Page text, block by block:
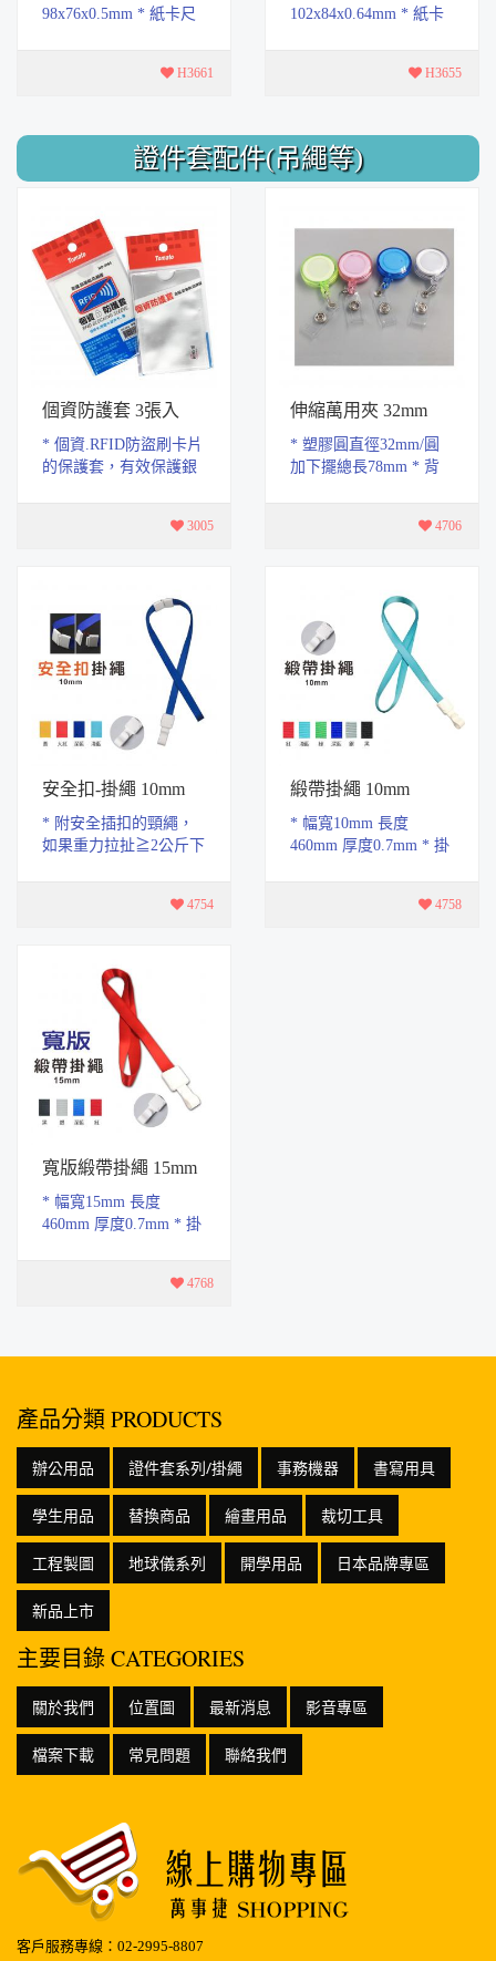
98x76x0.5mm * 紙卡尺
腐蝕特性，易拿取設計H3661
102x84x0.64mm * 紙卡
腐蝕特性，易拿取設計H3655
證件套配件(吊繩等)
個資防護套 3張入
* 個資.RFID防盜刷卡片
的保護套，有效保護銀
3005
伸縮萬用夾 32mm
* 塑膠圓直徑32mm/圓
加下擺總長78mm * 背
尼龍繩最長可拉750... 4706
安全扣-掛繩 10mm
* 附安全插扣的頸繩，
如果重力拉扯≧2公斤下
子窒息的危險。 * ... 4754
緞帶掛繩 10mm
* 幅寬10mm 長度
460mm 厚度0.7mm * 掛
常配戴不起毛球，提升4758
寬版緞帶掛繩 15mm
* 幅寬15mm 長度
460mm 厚度0.7mm * 掛
常配戴不起毛球，提升4768
產品分類 PRODUCTS
辦公用品 證件套系列/掛繩 事務機器 書寫用具
學生用品 替換商品 繪畫用品 裁切工具
工程製圖 地球儀系列 開學用品 日本品牌專區
新品上市
主要目錄 CATEGORIES
關於我們 位置圖 最新消息 影音專區
檔案下載 常見問題 聯絡我們
客戶服務專線：02-2995-8807